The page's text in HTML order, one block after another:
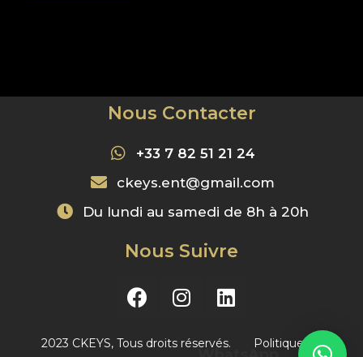
Nous Contacter
+33 7 82 51 21 24
ckeys.ent@gmail.com
Du lundi au samedi de 8h à 20h
Nous Suivre
2023 CKEYS, Tous droits réservés. Politique de